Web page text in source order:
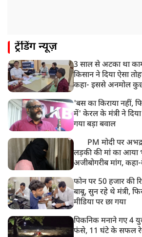
हिमाचल के चंबा में बड़ा सड़क हादसा, 7
9:23 AM
सलमान खान के घर के बाहर ड्यूटी पर तैनात
अचानक बिगड़ी थी तबीयत
ट्रेंडिंग न्यूज़
3 साल से अटका था
किसान ने दिया ऐसा
कहा- इससे अनमोल
'बस का किराया नहीं,
में' केरल के मंत्री ने
गया बड़ा बवाल
PM मोदी पर
लड़की की मां का आया
अजीबोगरीब मांग, कहा-
फोन पर 50 हजार की
बाबू, सुन रहे थे मंत्री,
मीडिया पर छा गया
पिकनिक मनाने गए 4
फंसे, 11 घंटे के सफल